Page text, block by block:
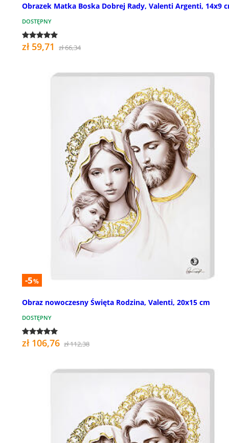
Obrazek Matka Boska Dobrej Rady, Valenti Argenti, 14x9
DOSTĘPNY
zł 59,71 zł 66,34
-5%
Obraz nowoczesny Święta Rodzina, Valenti, 20x15 cm
DOSTĘPNY
zł 106,76 zł 112,38